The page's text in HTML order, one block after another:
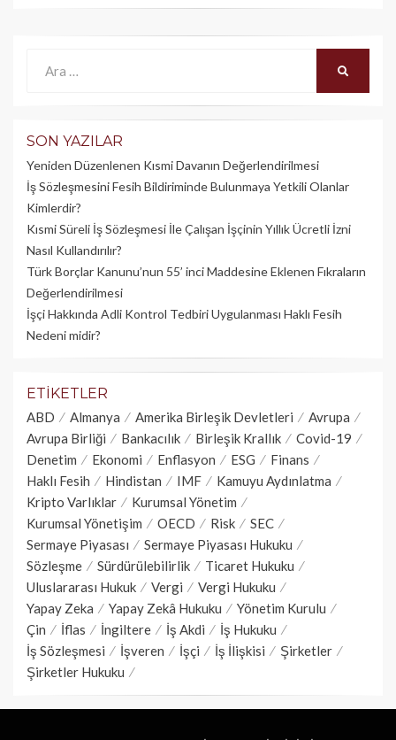
SON YAZILAR
Yeniden Düzenlenen Kısmi Davanın Değerlendirilmesi
İş Sözleşmesini Fesih Bildiriminde Bulunmaya Yetkili Olanlar
Kimlerdir?
Kısmi Süreli İş Sözleşmesi İle Çalışan İşçinin Yıllık Üc­retli İzni
Nasıl Kullandırılır?
Türk Borçlar Kanunu’nun 55’ inci Maddesine Eklenen Fıkraların
Değerlendirilmesi
İşçi Hakkında Adli Kontrol Tedbiri Uygulanması Haklı Fesih
Nedeni midir?
ETIKETLER
ABD Almanya Amerika Birleşik Devletleri
Avrupa
Avrupa Birliği
Bankacılık Birleşik Krallık
Covid-19
Denetim
Ekonomi Enflasyon ESG
Finans
Haklı Fesih
Hindistan IMF
Kamuyu Aydınlatma
Kripto Varlıklar
Kurumsal Yönetim
Kurumsal Yönetişim
OECD Risk
SEC
Sermaye Piyasası
Sermaye Piyasası Hukuku
Sözleşme
Sürdürülebilirlik
Ticaret Hukuku
Uluslararası Hukuk
Vergi
Vergi Hukuku
Yapay Zeka
Yapay Zekâ Hukuku
Yönetim Kurulu
Çin
İflas İngiltere İş Akdi
İş Hukuku
İş Sözleşmesi
İşveren İşçi İş İlişkisi
Şirketler
Şirketler Hukuku